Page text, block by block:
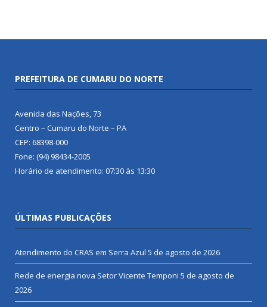
PREFEITURA DE CUMARU DO NORTE
Avenida das Nações, 73
Centro – Cumaru do Norte – PA
CEP: 68398-000
Fone: (94) 98434-2005
Horário de atendimento: 07:30 às 13:30
ÚLTIMAS PUBLICAÇÕES
Atendimento do CRAS em Serra Azul 5 de agosto de 2026
Rede de energia nova Setor Vicente Temponi 5 de agosto de
2026